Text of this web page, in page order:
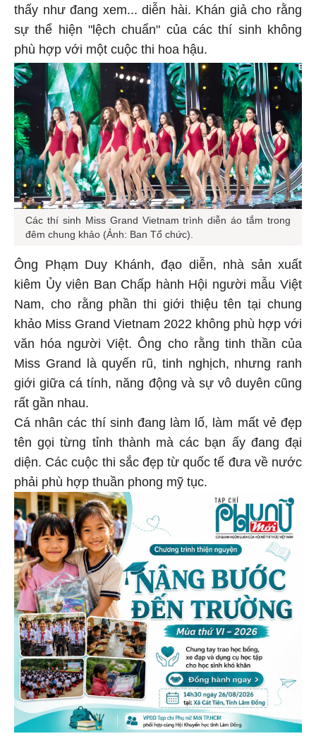
thấy như đang xem... diễn hài. Khán giả cho rằng
sự thể hiện "lệch chuẩn" của các thí sinh không
phù hợp với một cuộc thi hoa hậu.
Các thí sinh Miss Grand Vietnam trình diễn áo tắm trong
đêm chung khảo (Ảnh: Ban Tổ chức).
Ông Phạm Duy Khánh, đạo diễn, nhà sản xuất
kiêm Ủy viên Ban Chấp hành Hội người mẫu Việt
Nam, cho rằng phần thi giới thiệu tên tại chung
khảo Miss Grand Vietnam 2022 không phù hợp với
văn hóa người Việt. Ông cho rằng tinh thần của
Miss Grand là quyến rũ, tinh nghịch, nhưng ranh
giới giữa cá tính, năng động và sự vô duyên cũng
rất gần nhau.
Cá nhân các thí sinh đang làm lố, làm mất vẻ đẹp
tên gọi từng tỉnh thành mà các bạn ấy đang đại
diện. Các cuộc thi sắc đẹp từ quốc tế đưa về nước
phải phù hợp thuần phong mỹ tục.